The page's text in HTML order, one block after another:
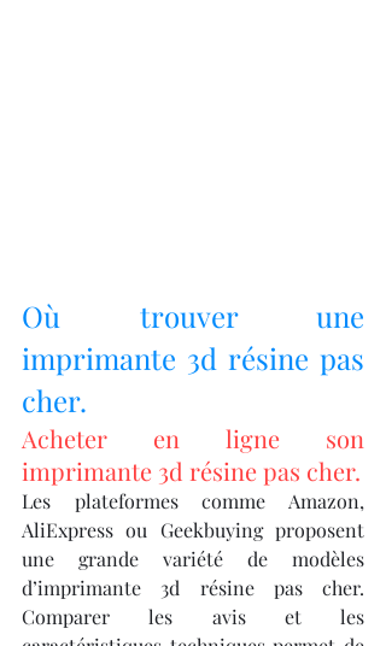
Où trouver une
imprimante 3d résine pas
cher.
Acheter en ligne son
imprimante 3d résine pas cher.
Les plateformes comme Amazon,
AliExpress ou Geekbuying proposent
une grande variété de modèles
d’imprimante 3d résine pas cher.
Comparer les avis et les